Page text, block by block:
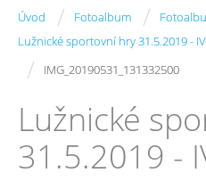
Úvod / Fotoalbum /
Lužnické sportovní hry 31.5.2019 -
/ IMG_20190531_131332500
Lužnické
31.5.2019 -